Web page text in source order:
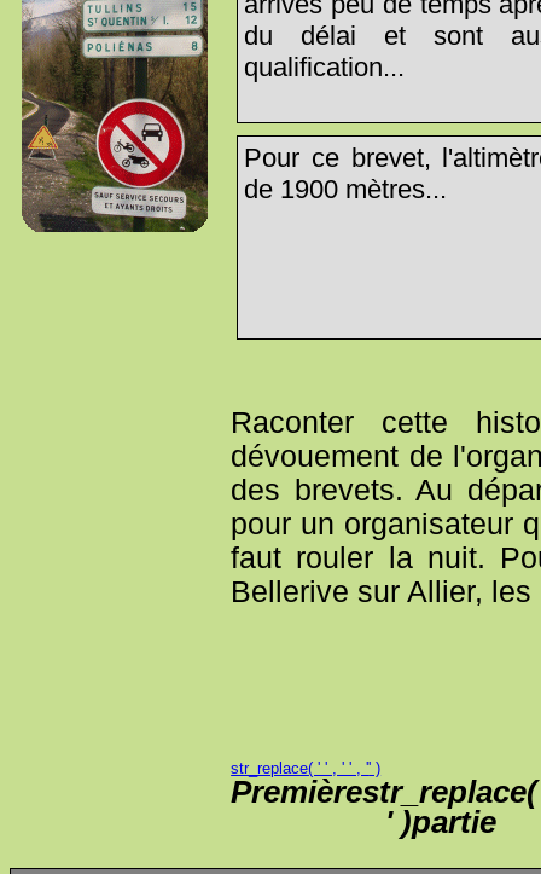
du délai et sont
qualification...
Pour ce brevet,
de 1900 mètres...
Raconter cette
dévouement de
des brevets. Au
pour un organisateur
faut rouler la nuit.
Bellerive sur Allier,
str_replace( ' ' , ' ' , '' )
' )partie